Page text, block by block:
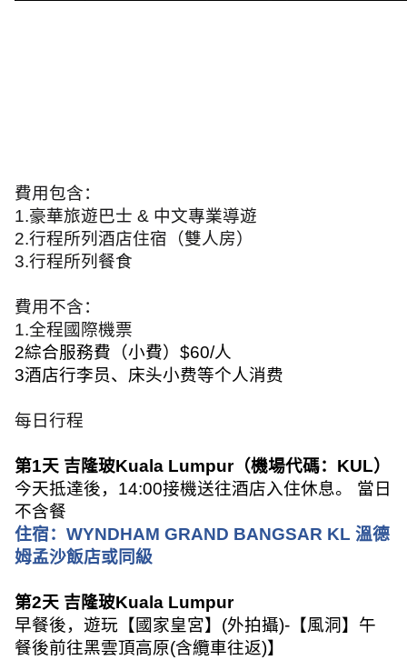
費用包含：
1.豪華旅遊巴士 & 中文專業導遊
2.行程所列酒店住宿（雙人房）
3.行程所列餐食
費用不含：
1.全程國際機票
2綜合服務費（小費） $60/人
3酒店行李员、床头小费等个人消费
每日行程
第1天 吉隆玻Kuala Lumpur（機場代碼： KUL）
今天抵達後， 14:00接機送往酒店入住休息。 當日
不含餐
住宿： WYNDHAM GRAND BANGSAR KL 溫德
姆孟沙飯店或同級
第2天 吉隆玻Kuala Lumpur
早餐後，遊玩【國家皇宮】 (外拍攝)- 【風洞】午
餐後前往黑雲頂高原(含纜車往返)】